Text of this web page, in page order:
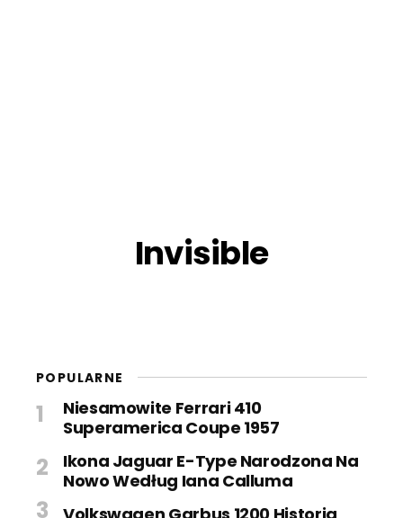
Invisible
POPULARNE
Niesamowite Ferrari 410
Superamerica Coupe 1957
Ikona Jaguar E-Type Narodzona Na
Nowo Według Iana Calluma